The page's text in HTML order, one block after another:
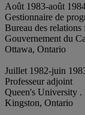
Août 1983-août
Gestionnaire de
Bureau des
Gouvernement du
Ottawa, Ontario
Juillet 1982-juin
Professeur adjoint
Queen's University .
Kingston, Ontario